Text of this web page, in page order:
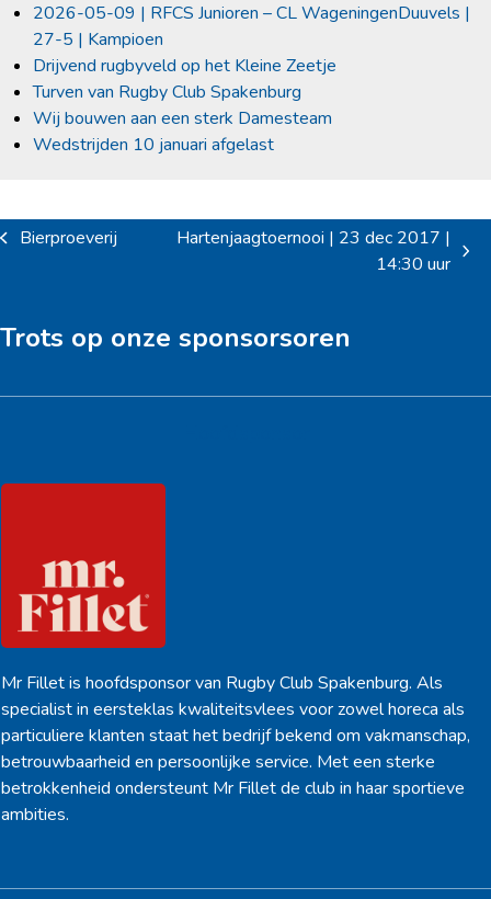
2026-05-09 | RFCS Junioren – CL WageningenDuuvels |
27-5 | Kampioen
Drijvend rugbyveld op het Kleine Zeetje
Turven van Rugby Club Spakenburg
Wij bouwen aan een sterk Damesteam
Wedstrijden 10 januari afgelast
previous
Bierproeverij
Hartenjaagtoernooi | 23 dec 2017 |
14:30 uur
Trots op onze sponsorsoren
Mr Fillet is hoofdsponsor van Rugby Club Spakenburg. Als
specialist in eersteklas kwaliteitsvlees voor zowel horeca als
particuliere klanten staat het bedrijf bekend om vakmanschap,
betrouwbaarheid en persoonlijke service. Met een sterke
betrokkenheid ondersteunt Mr Fillet de club in haar sportieve
ambities.